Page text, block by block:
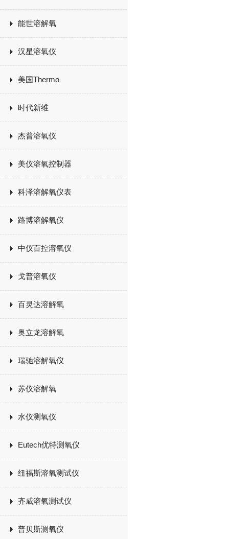
能世溶解氧
汉星溶氧仪
美国Thermo
时代新维
杰普溶氧仪
美仪溶氧控制器
科泽溶解氧仪表
路博溶解氧仪
中仪百控溶氧仪
戈普溶氧仪
百灵达溶解氧
奥立龙溶解氧
瑞驰溶解氧仪
苏仪溶解氧
水仪测氧仪
Eutech优特测氧仪
纽福斯溶氧测试仪
齐威溶氧测试仪
普贝斯测氧仪